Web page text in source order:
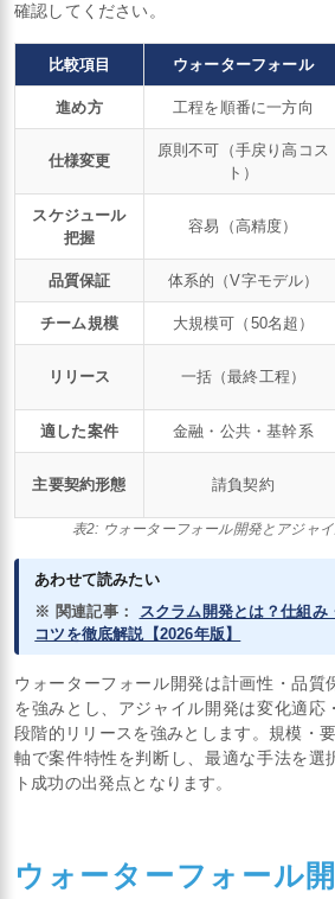
確認してください。
比較項目 ウォーターフォール
進め方 工程を順番に一方向
仕様変更
原則不可（手戻り高コス
ト）
スケジュール
把握
容易（高精度）
品質保証 体系的（V字モデル）
チーム規模 大規模可（50名超）
リリース 一括（最終工程）
適した案件 金融・公共・基幹系
主要契約形態 請負契約
表2: ウォーターフォール開発とアジャ
あわせて読みたい
※ 関連記事：
スクラム開発とは？仕組
コツを徹底解説【2026年版】
ウォーターフォール開発は計画性・品質
を強みとし、アジャイル開発は変化適応
段階的リリースを強みとします。規模・
軸で案件特性を判断し、最適な手法を選
ト成功の出発点となります。
ウォーターフォール